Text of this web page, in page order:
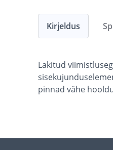
Kirjeldus
Lakitud
pinnad vähe